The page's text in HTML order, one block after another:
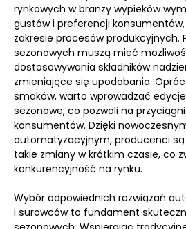
rynkowych w branży wypieków
gustów i preferencji
zakresie procesów produkcyjnych.
sezonowych muszą mieć
dostosowywania składników
zmieniające się upodobania.
smaków, warto wprowadzać
sezonowe, co pozwoli na
konsumentów. Dzięki
automatyzacyjnym, producenci
takie zmiany w krótkim czasie, co
konkurencyjność na rynku.
Wybór odpowiednich rozwiązań
i surowców to fundament